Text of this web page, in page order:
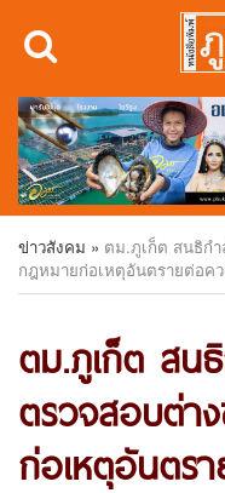
ข่าวสังคม » ตม.ภูเก็ต สนธิก
กฎหมายก่อเหตุอันตรายต่อค
ตม.ภูเก็ต สน
ตรวจสอบต่า
ก่อเหตุอันตร